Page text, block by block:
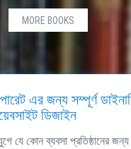
MORE BOOKS
এর জন্য সম্পূর্ণ
ডিজাইন
যে কোন ব্যবসা প্রতিষ্ঠানের